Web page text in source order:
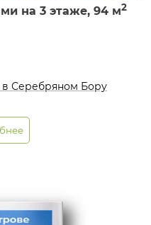
на 3 этаже, 94 м2
Серебряном Бору